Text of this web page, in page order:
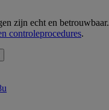
zijn echt en betrouwbaar.
controleprocedures.